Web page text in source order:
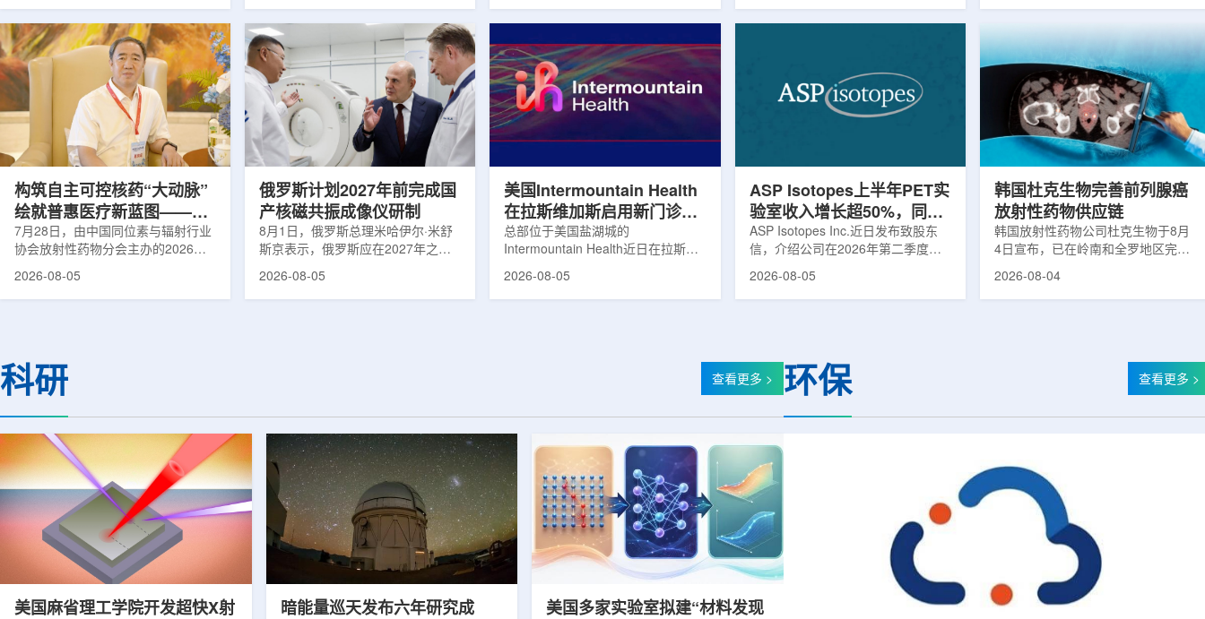
算密集型场景。据介绍，传统粒子输
运模拟在核医学系统设计中具有重要
作用，但往往需要大量计算资源，并
伴随较长运行时间，影响研发和优化
效率。Nuclear Quantum此次提出的
技术，旨在把物理输运模型转化为量
子电路，使粒子传播和随机游走动力
学能够直接在量子计算框架中表示和
产，后续还可能将产品范围扩大至
钴-60、氚-3和氦-3等同位素。Lu-
177是当前全球放射性药物市场中应
用较广的治疗性放射性同位素，可用
于前列腺癌、神经内分泌肿瘤等疾病
相关放射性药物。此前，韩国所需
Lu-177完全依赖进口。由于其半衰
期约为6.6天，从生产、运输到药物
中国科学院合肥物质科学研究院副院
长宋云涛，中科离子董事长刘璐，总
经理陈永华，副总经理丁开忠、李
俊、光若怀陪同。韩冰一行详细了解
中科离子产业布局、经营情况，重点
围绕核医疗及高端装备关键技术突
任杨传盛主持。赣州市卫生健康委员
会副主任傅伟、中华医学会核医学分
会主任委员汪静、赣州市肿瘤医院党
书，双方计划围绕基于容积成像的精
准放射治疗解决方案开展合作探讨。
根据意向书，双方拟研究将三星移动
CT扫描仪BodyTom与Accuray机器
人放射外科平台CyberKnife相结合。
该合作方向旨在把高分辨率三维成像
能力与图像引导机器人放射外科技术
连接起来，使医务人员能够更准确地
构筑自主可控核药“大动脉”
绘就普惠医疗新蓝图——专
访中国同辐总工程师、中核
集团首席科学家刘蕴韬
7月28日，由中国同位素与辐射行业
协会放射性药物分会主办的2026年
放射性药物创新发展大会在山西省太
辐党委委员、总工程师、中核集团首
席科学家刘蕴韬接受记者专访时表
持续缩小城乡核医疗资源差距。同
时，以...
2026-08-05
俄罗斯计划2027年前完成国
产核磁共振成像仪研制
8月1日，俄罗斯总理米哈伊尔·米舒
斯京表示，俄罗斯应在2027年之前
完成国产核磁共振成像仪的研制工
核磁共振成像仪。该设备若按计划
完...
2026-08-05
美国Intermountain Health
在拉斯维加斯启用新门诊诊
所，配置PET/CT和直线加
速器
总部位于美国盐湖城的
Intermountain Health近日在拉斯维
加斯西南部启用一座新的门诊诊所。
了此前分布在拉斯维加斯谷多个地点
疗服务。根据介绍，诊所服务范围包
括成人及...
2026-08-05
ASP Isotopes上半年PET实
验室收入增长超50%，同位
素浓缩设施推进商业生产
ASP Isotopes Inc.近日发布致股东
信，介绍公司在2026年第二季度财
务业绩公布前各业务板块的运营进
相关业务通常与放射性药物制备、分
子影像和核医学诊断应用密切相关。
入商业生产前的最后阶段，预计将在
2026年下半年交...
2026-08-05
韩国杜克生物完善前列腺癌
放射性药物供应链
韩国放射性药物公司杜克生物于8月
4日宣布，已在岭南和全罗地区完成
前列腺癌诊断用放射性药物
均已纳入其供应范围。据韩国卫生福
利部国家癌症登记处数据，2023年
向治疗的日益普及，对前列腺癌治...
2026-08-04
科研 查看更多 >
美国麻省理工学院开发超快X射
暗能量巡天发布六年研究成
美国多家实验室拟建“材料发现
环保 查看更多 >